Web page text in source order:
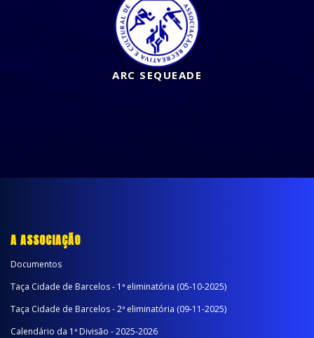
ARC SEQUEADE
A ASSOCIAÇÃO
Documentos
Taça Cidade de Barcelos - 1ª eliminatória (05-10-2025)
Taça Cidade de Barcelos - 2ª eliminatória (09-11-2025)
Calendário da 1ª Divisão - 2025-2026